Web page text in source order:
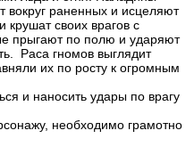
вокруг раненных и исцеляют
крушат своих врагов с
прыгают по полю и ударяют
Раса гномов выглядит
их по росту к огромным
и наносить удары по врагу
необходимо грамотно